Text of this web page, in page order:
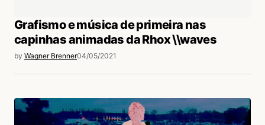
ótimo rs. Boa!
Acesse para responder
login
Grafismo e música de primeira nas
capinhas animadas da Rhox \\waves
by Wagner Brenner04/05/2021